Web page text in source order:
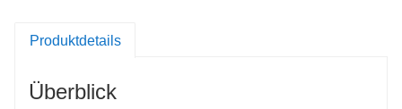
Installation: Das innovative wärmeschrumpfbare
schnelle und effiziente Installation und behält
Produktdetails
Überblick